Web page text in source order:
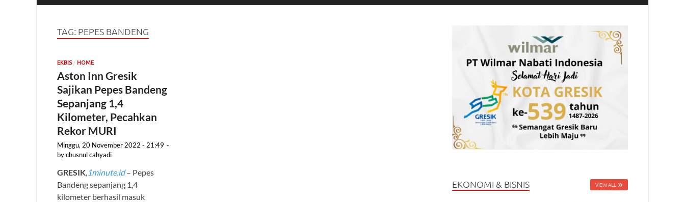
TAG: PEPES BANDENG
EKBIS/ HOME
Aston Inn Gresik
Sajikan Pepes Bandeng
Sepanjang 1,4
Kilometer, Pecahkan
Rekor MURI
Minggu, 20 November 2022 - 21:49 -
bychusnul cahyadi
GRESIK 1minute.id– Pepes
Bandeng sepanjang 1,4
kilometer berhasil masuk
EKONOMI & BISNIS VIEW ALL